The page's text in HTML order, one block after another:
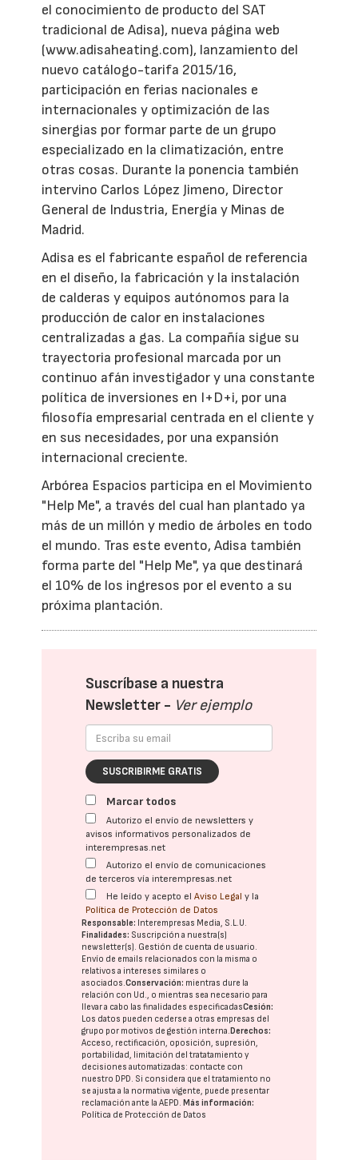
el conocimiento de producto del SAT
tradicional de Adisa), nueva página web
(www.adisaheating.com), lanzamiento del
nuevo catálogo-tarifa 2015/16,
participación en ferias nacionales e
internacionales y optimización de las
sinergias por formar parte de un grupo
especializado en la climatización, entre
otras cosas. Durante la ponencia también
intervino Carlos López Jimeno, Director
General de Industria, Energía y Minas de
Madrid.
Adisa es el fabricante español de referencia
en el diseño, la fabricación y la instalación
de calderas y equipos autónomos para la
producción de calor en instalaciones
centralizadas a gas. La compañía sigue su
trayectoria profesional marcada por un
continuo afán investigador y una constante
política de inversiones en I+D+i, por una
filosofía empresarial centrada en el cliente y
en sus necesidades, por una expansión
internacional creciente.
Arbórea Espacios participa en el Movimiento
"Help Me", a través del cual han plantado ya
más de un millón y medio de árboles en todo
el mundo. Tras este evento, Adisa también
forma parte del "Help Me", ya que destinará
el 10% de los ingresos por el evento a su
próxima plantación.
Suscríbase a nuestra
Newsletter - Ver ejemplo
SUSCRIBIRME GRATIS
Marcar todos
Autorizo el envío de newsletters y
avisos informativos personalizados de
interempresas.net
Autorizo el envío de comunicaciones
de terceros vía interempresas.net
He leído y acepto elAviso Legal y la
Política de Protección de Datos
Responsable: Interempresas Media, S.L.U.
Finalidades: Suscripción a nuestra(s)
newsletter(s). Gestión de cuenta de usuario.
Envío de emails relacionados con la misma o
relativos a intereses similares o
asociados.Conservación: mientras dure la
relación con Ud., o mientras sea necesario para
llevar a cabo las finalidades especificadasCesión:
Los datos pueden cederse a otras empresas del
grupo por motivos de gestión interna. Derechos:
Acceso, rectificación, oposición, supresión,
portabilidad, limitación del tratatamiento y
decisiones automatizadas: contacte con
nuestro DPD. Si considera que el tratamiento no
se ajusta a la normativa vigente, puede presentar
reclamación ante laAEPD. Más información:
Política de Protección de Datos